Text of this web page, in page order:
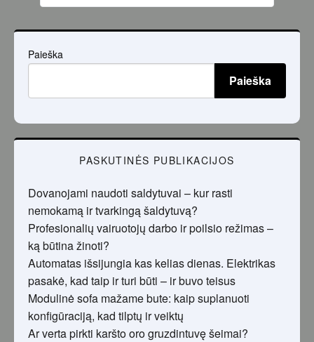
Paieška
Paieška
PASKUTINĖS PUBLIKACIJOS
Dovanojami naudoti saldytuvai – kur rasti
nemokamą ir tvarkingą šaldytuvą?
Profesionalių vairuotojų darbo ir poilsio režimas –
ką būtina žinoti?
Automatas išsijungia kas kelias dienas. Elektrikas
pasakė, kad taip ir turi būti – ir buvo teisus
Modulinė sofa mažame bute: kaip suplanuoti
konfigūraciją, kad tilptų ir veiktų
Ar verta pirkti karšto oro gruzdintuvę šeimai?